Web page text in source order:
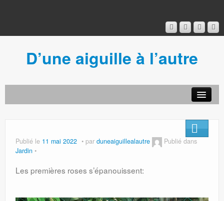
D’une aiguille à l’autre
Publié le 11 mai 2022 par duneaiguillealautre
Publié dans
Jardin
Les premières roses s’épanouissent: